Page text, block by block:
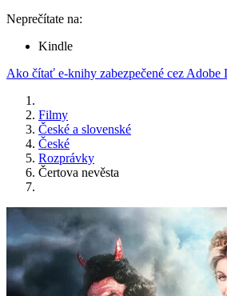
Neprečítate na:
Kindle
Ako čítať e-knihy zabezpečené cez Adobe
Filmy
České a slovenské
České
Rozprávky
Čertova nevěsta